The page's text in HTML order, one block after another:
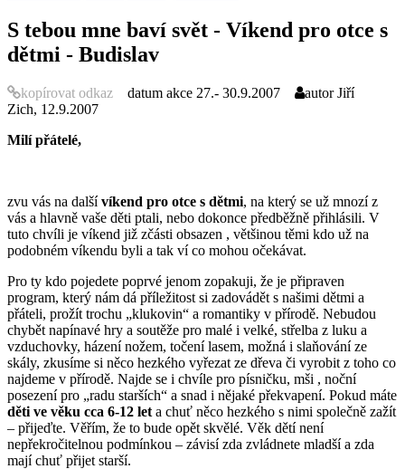
S tebou mne baví svět - Víkend pro otce s
dětmi - Budislav
kopírovat odkaz datum akce 27.- 30.9.2007 autorJiří
Zich, 12.9.2007
Milí přátelé,
zvu vás na dalšívíkend pro otce s dětmi, na který se už mnozí z
vás a hlavně vaše děti ptali, nebo dokonce předběžně přihlásili. V
tuto chvíli je víkend již zčásti obsazen , většinou těmi kdo už na
podobném víkendu byli a tak ví co mohou očekávat.
Pro ty kdo pojedete poprvé jenom zopakuji, že je připraven
program, který nám dá příležitost si zadovádět s našimi dětmi a
přáteli, prožít trochu „klukovin“ a romantiky v přírodě. Nebudou
chybět napínavé hry a soutěže pro malé i velké, střelba z luku a
vzduchovky, házení nožem, točení lasem, možná i slaňování ze
skály, zkusíme si něco hezkého vyřezat ze dřeva či vyrobit z toho co
najdeme v přírodě. Najde se i chvíle pro písničku, mši , noční
posezení pro „radu starších“ a snad i nějaké překvapení. Pokud máte
děti ve věku cca 6-12 let a chuť něco hezkého s nimi společně zažít
– přijeďte. Věřím, že to bude opět skvělé. Věk dětí není
nepřekročitelnou podmínkou – závisí zda zvládnete mladší a zda
mají chuť přijet starší.